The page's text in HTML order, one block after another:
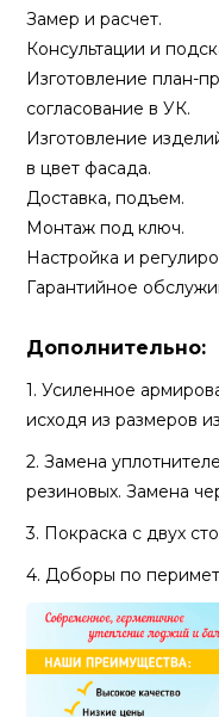
Замер и расчет.
Консультации и
Изготовление план-
согласование в УК.
Изготовление
в цвет фасада.
Доставка, подъем.
Монтаж под ключ.
Настройка и
Гарантийное
Дополнительно:
1. Усиленное
исходя из размеров
2. Замена
резиновых. Замена
3. Покраска с двух
4. Доборы по